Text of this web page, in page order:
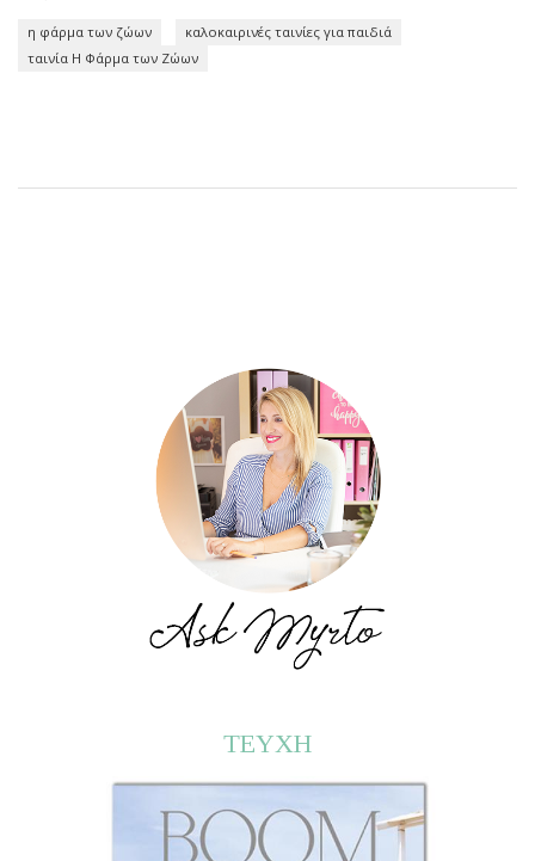
η φάρμα των ζώων
καλοκαιρινές ταινίες για παιδιά
ταινία Η Φάρμα των Ζώων
ΤΕΥΧΗ